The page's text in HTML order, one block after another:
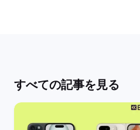
すべての記事を見る